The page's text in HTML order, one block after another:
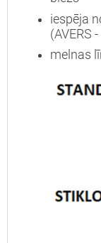
iespēja
(AVERS
melnas